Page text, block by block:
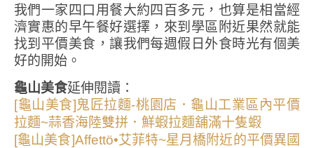
我們一家四口用餐大約四百多元，也算是相當經
濟實惠的早午餐好選擇，來到學區附近果然就能
找到平價美食，讓我們每週假日外食時光有個美
好的開始。
龜山美食延伸閱讀：
[龜山美食]鬼匠拉麵-桃園店．龜山工業區內平價
拉麵~蒜香海陸雙拼．鮮蝦拉麵舖滿十隻蝦
[龜山美食]Affettö•艾菲特~星月橋附近的平價異國